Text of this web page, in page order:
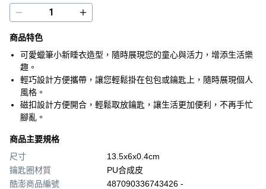
商品特色
可愛蠟筆小新睡衣造型，隨時展現您的童心與活力，增添生活樂
趣。
輕巧設計方便攜帶，讓您輕鬆掛在包包或鑰匙上，隨時展現個人
風格。
磁扣設計方便開合，輕鬆取放鑰匙，讓生活更加便利，不再手忙
腳亂。
商品主要規格
尺寸
13.5x6x0.4cm
鑰匙圈材質
PU合成皮
酷澎商品編號
487090336743426 -